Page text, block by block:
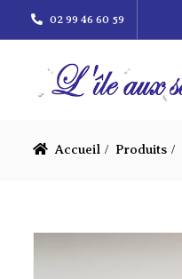
02 99 46 60 59
Accueil Produits